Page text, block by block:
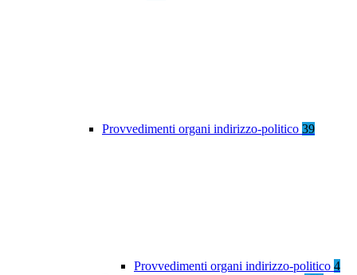
Provvedimenti organi indirizzo-politico 39
Provvedimenti organi indirizzo-politico 4